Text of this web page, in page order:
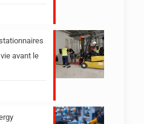
avant le